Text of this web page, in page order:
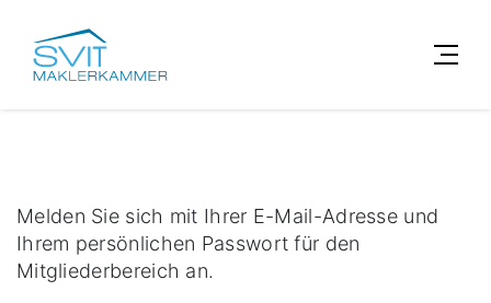
Melden Sie sich mit Ihrer E-Mail-Adresse und
Ihrem persönlichen Passwort für den
Mitgliederbereich an.